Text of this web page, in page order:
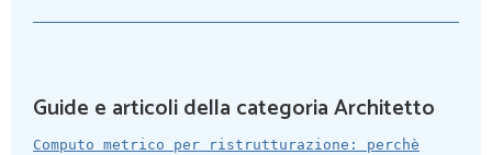
Guide e articoli della categoria Architetto
Computo metrico per ristrutturazione: perchè